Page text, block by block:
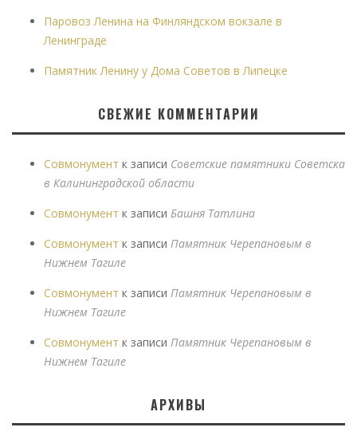
Паровоз Ленина на Финляндском вокзале в
Ленинграде
Памятник Ленину у Дома Советов в Липецке
СВЕЖИЕ КОММЕНТАРИИ
Совмонумент к записи Советские памятники Советска
в Калининградской области
Совмонумент к записи Башня Татлина
Совмонумент к записи Памятник Черепановым в
Нижнем Тагиле
Совмонумент к записи Памятник Черепановым в
Нижнем Тагиле
Совмонумент к записи Памятник Черепановым в
Нижнем Тагиле
АРХИВЫ